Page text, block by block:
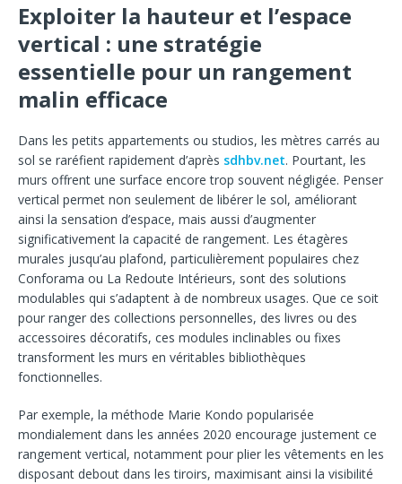
Exploiter la hauteur et l’espace
vertical : une stratégie
essentielle pour un rangement
malin efficace
Dans les petits appartements ou studios, les mètres carrés au
sol se raréfient rapidement d’après sdhbv.net. Pourtant, les
murs offrent une surface encore trop souvent négligée. Penser
vertical permet non seulement de libérer le sol, améliorant
ainsi la sensation d’espace, mais aussi d’augmenter
significativement la capacité de rangement. Les étagères
murales jusqu’au plafond, particulièrement populaires chez
Conforama ou La Redoute Intérieurs, sont des solutions
modulables qui s’adaptent à de nombreux usages. Que ce soit
pour ranger des collections personnelles, des livres ou des
accessoires décoratifs, ces modules inclinables ou fixes
transforment les murs en véritables bibliothèques
fonctionnelles.
Par exemple, la méthode Marie Kondo popularisée
mondialement dans les années 2020 encourage justement ce
rangement vertical, notamment pour plier les vêtements en les
disposant debout dans les tiroirs, maximisant ainsi la visibilité